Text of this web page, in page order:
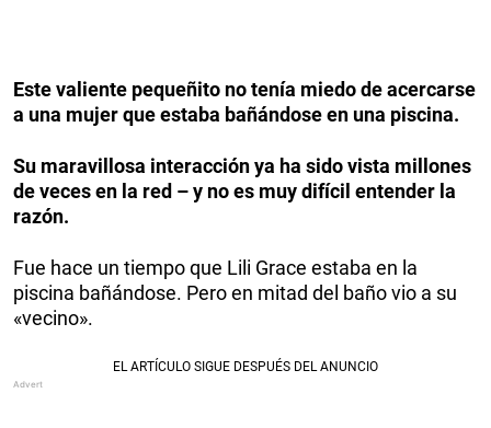
Este valiente pequeñito no tenía miedo de acercarse
a una mujer que estaba bañándose en una piscina.
Su maravillosa interacción ya ha sido vista millones
de veces en la red – y no es muy difícil entender la
razón.
Fue hace un tiempo que Lili Grace estaba en la
piscina bañándose. Pero en mitad del baño vio a su
«vecino».